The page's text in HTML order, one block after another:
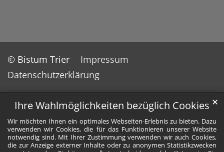
Ihre Wahlmöglichkeiten bezüglich Cookies
Wir möchten Ihnen ein optimales Webseiten-Erlebnis zu bieten. Dazu
verwenden wir Cookies, die für das Funktionieren unserer Website
notwendig sind. Mit Ihrer Zustimmung verwenden wir auch Cookies,
die zur Anzeige externer Inhalte oder zu anonymen Statistikzwecken
✕
© Bistum Trier
Impressum
Datenschutzerklärung